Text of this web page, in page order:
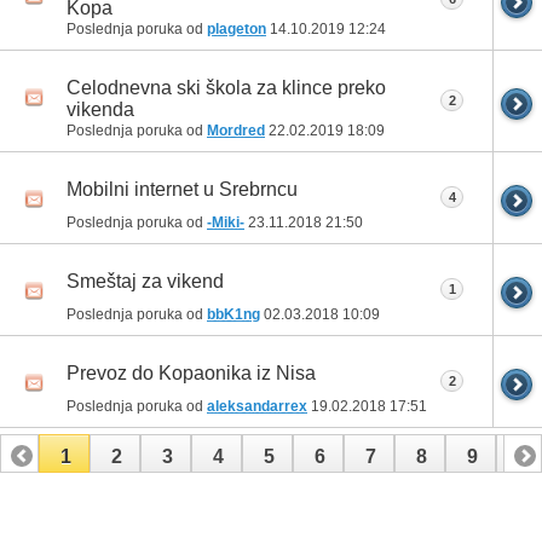
Kopa
Poslednja poruka od plageton 14.10.2019 12:24
Celodnevna ski škola za klince preko
vikenda
Poslednja poruka od Mordred 22.02.2019 18:09
2
Mobilni internet u Srebrncu
Poslednja poruka od -Miki- 23.11.2018 21:50
4
Smeštaj za vikend
Poslednja poruka od bbK1ng 02.03.2018 10:09
1
Prevoz do Kopaonika iz Nisa
Poslednja poruka od aleksandarrex 19.02.2018 17:51
2
1 2 3 4 5 6 7 8 9 10